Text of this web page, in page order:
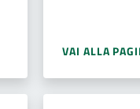
VAI ALLA